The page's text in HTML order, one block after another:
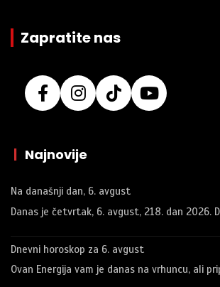
Zapratite nas
| Najnovije
Na današnji dan, 6. avgust
Danas je četvrtak, 6. avgust, 218. dan 2026.
Dnevni horoskop za 6. avgust
Ovan Energija vam je danas na vrhuncu, ali